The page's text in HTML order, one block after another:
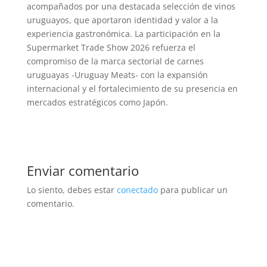
acompañados por una destacada selección de vinos
uruguayos, que aportaron identidad y valor a la
experiencia gastronómica. La participación en la
Supermarket Trade Show 2026 refuerza el
compromiso de la marca sectorial de carnes
uruguayas -Uruguay Meats- con la expansión
internacional y el fortalecimiento de su presencia en
mercados estratégicos como Japón.
Enviar comentario
Lo siento, debes estar conectadopara publicar un
comentario.